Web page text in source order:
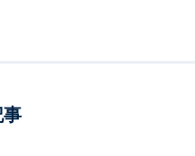
正解を見る
事